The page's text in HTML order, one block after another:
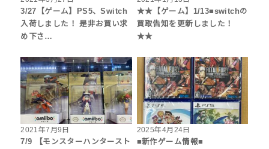
3/27【ゲーム】PS5、Switch
入荷しました！ 是非お買い求
め下さ…
★★【ゲーム】1/13■switchの
買取告知を更新しました！
★★
2021年7月9日
7/9 【モンスターハンタースト
2025年4月24日
■新作ゲーム情報■